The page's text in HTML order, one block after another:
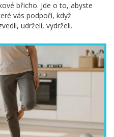
břicho. Jde o to, abyste
vás podpoří, když
udrželi, vydrželi.